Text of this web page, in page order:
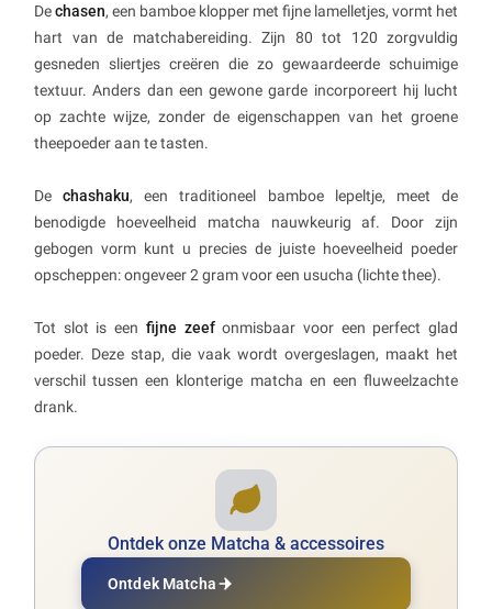
Dechasen, een bamboe klopper met fijne lamelletjes, vormt het
hart van de matchabereiding. Zijn 80 tot 120 zorgvuldig
gesneden sliertjes creëren die zo gewaardeerde schuimige
textuur. Anders dan een gewone garde incorporeert hij lucht
op zachte wijze, zonder de eigenschappen van het groene
theepoeder aan te tasten.
Dechashaku, een traditioneel bamboe lepeltje, meet de
benodigde hoeveelheid matcha nauwkeurig af. Door zijn
gebogen vorm kunt u precies de juiste hoeveelheid poeder
opscheppen: ongeveer 2 gram voor een usucha (lichte thee).
Tot slot is een fijne zeefonmisbaar voor een perfect glad
poeder. Deze stap, die vaak wordt overgeslagen, maakt het
verschil tussen een klonterige matcha en een fluweelzachte
drank.
Ontdek onze Matcha & accessoires
Ontdek Matcha